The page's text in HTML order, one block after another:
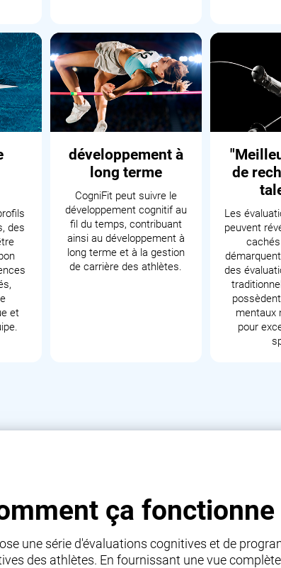
des
et
développement à
long terme
CogniFit peut suivre le
développement cognitif au
fil du temps, contribuant
ainsi au développement à
long terme et à la gestion
de carrière des athlètes.
de
Les
peuvent
des
mentaux
pour
ça fonctionne
une série d'évaluations cognitives et de
des athlètes. En fournissant une vue